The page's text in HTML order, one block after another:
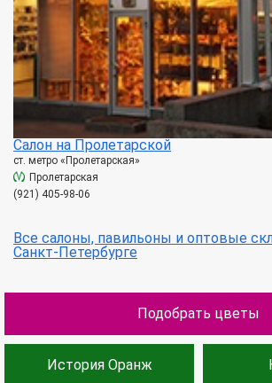
Салон на Пролетарской
ст. метро «Пролетарская»
Пролетарская
(921) 405-98-06
Все салоны, павильоны и оптовые
Санкт-Петербурге
Подобрать цветы
История Оранж